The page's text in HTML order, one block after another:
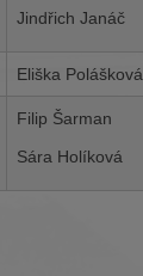
Jindřich Janáč
Eliška Polášková
Filip Šarman
Sára Holíková